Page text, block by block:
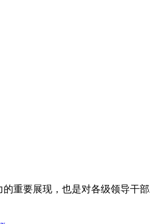
的重要展现，也是对各级领导干